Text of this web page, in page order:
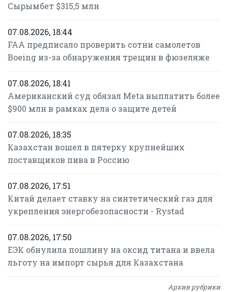
Сырымбет $315,5 млн
07.08.2026, 18:44
FAA предписало проверить сотни самолетов
Boeing из-за обнаружения трещин в фюзеляже
07.08.2026, 18:41
Американский суд обязал Meta выплатить более
$900 млн в рамках дела о защите детей
07.08.2026, 18:35
Казахстан вошел в пятерку крупнейших
поставщиков пива в Россию
07.08.2026, 17:51
Китай делает ставку на синтетический газ для
укрепления энергобезопасности - Rystad
07.08.2026, 17:50
ЕЭК обнулила пошлину на оксид титана и ввела
льготу на импорт сырья для Казахстана
Архив рубрики